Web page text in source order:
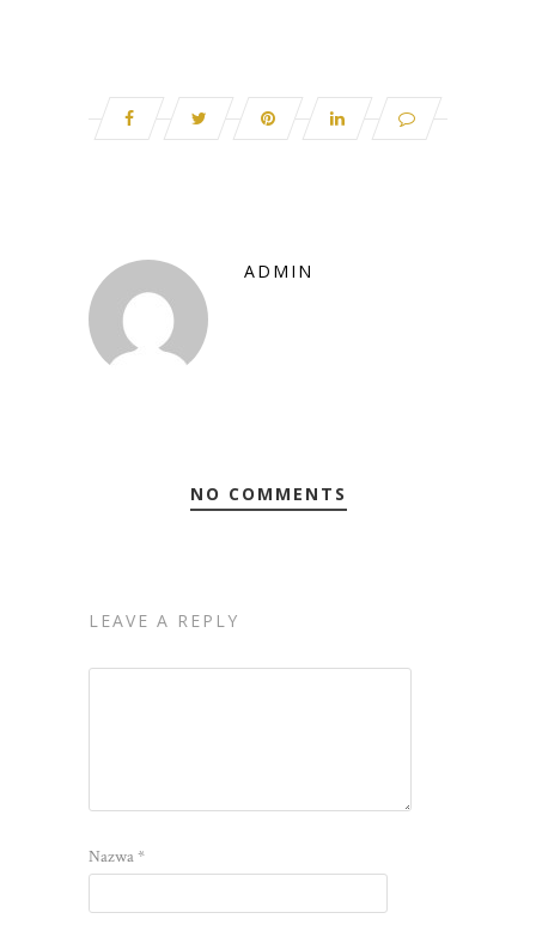
ADMIN
NO COMMENTS
LEAVE A REPLY
Nazwa*